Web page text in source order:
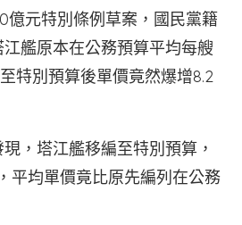
億元特別條例草案，國民黨籍
艦原本在公務預算平均每艘
特別預算後單價竟然爆增8.2
，塔江艦移編至特別預算，
平均單價竟比原先編列在公務